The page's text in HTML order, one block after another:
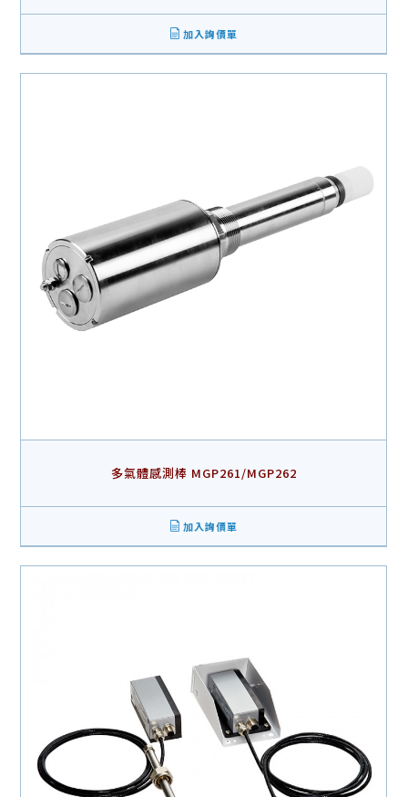
加入詢價單
多氣體感測棒 MGP261/MGP262
加入詢價單